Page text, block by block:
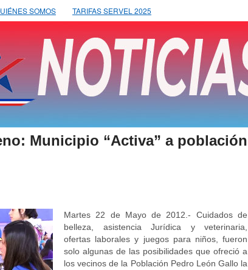
SOMOS TARIFAS SERVEL 2025
Municipio “Activa” a población
Martes 22 de Mayo de 2012.- Cuidados de
belleza, asistencia Jurídica y veterinaria,
ofertas laborales y juegos para niños, fueron
solo algunas de las posibilidades que ofreció a
los vecinos de la Población Pedro León Gallo la